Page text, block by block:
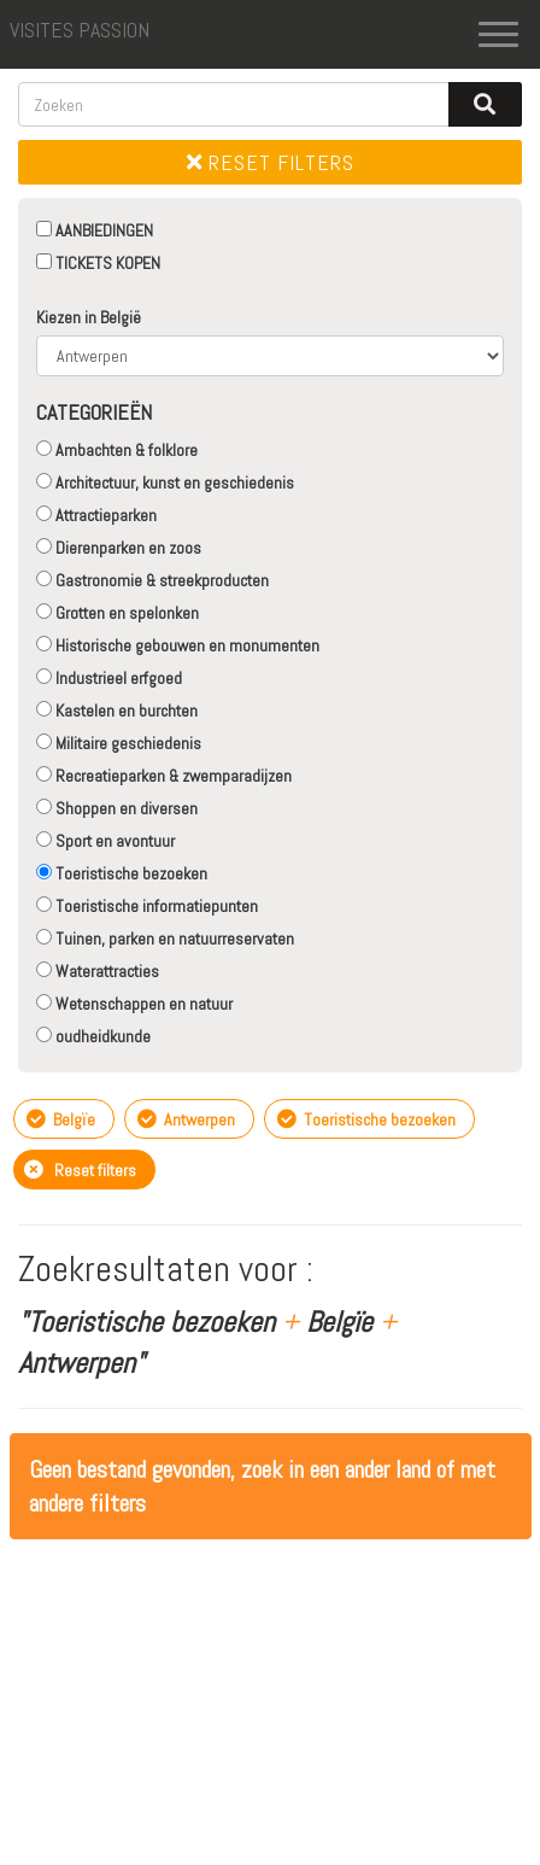
VISITES PASSION
RESET FILTERS
AANBIEDINGEN
TICKETS KOPEN
Kiezen in België
CATEGORIEËN
Ambachten & folklore
Architectuur, kunst en geschiedenis
Attractieparken
Dierenparken en zoos
Gastronomie & streekproducten
Grotten en spelonken
Historische gebouwen en monumenten
Industrieel erfgoed
Kastelen en burchten
Militaire geschiedenis
Recreatieparken & zwemparadijzen
Shoppen en diversen
Sport en avontuur
Toeristische bezoeken
Toeristische informatiepunten
Tuinen, parken en natuurreservaten
Waterattracties
Wetenschappen en natuur
oudheidkunde
Belgïe Antwerpen Toeristische bezoeken
Reset filters
Zoekresultaten voor :
"Toeristische bezoeken +Belgïe +
Antwerpen"
Geen bestand gevonden, zoek in een ander land of met
andere filters